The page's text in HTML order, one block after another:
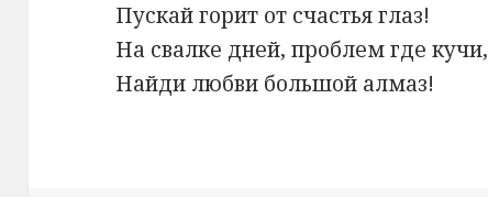
Пускай горит от счастья глаз!
На свалке дней, проблем где кучи,
Найди любви большой алмаз!